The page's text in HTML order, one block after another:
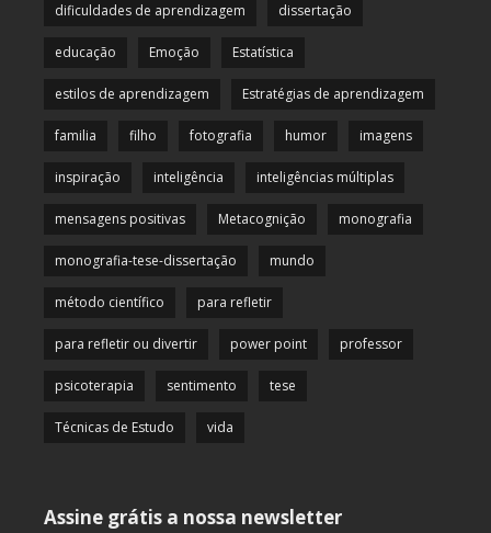
dificuldades de aprendizagem dissertação
educação Emoção Estatística
estilos de aprendizagem Estratégias de aprendizagem
familia filho fotografia humor imagens
inspiração inteligência inteligências múltiplas
mensagens positivas Metacognição monografia
monografia-tese-dissertação mundo
método científico para refletir
para refletir ou divertir power point professor
psicoterapia sentimento tese
Técnicas de Estudo vida
Assine grátis a nossa newsletter